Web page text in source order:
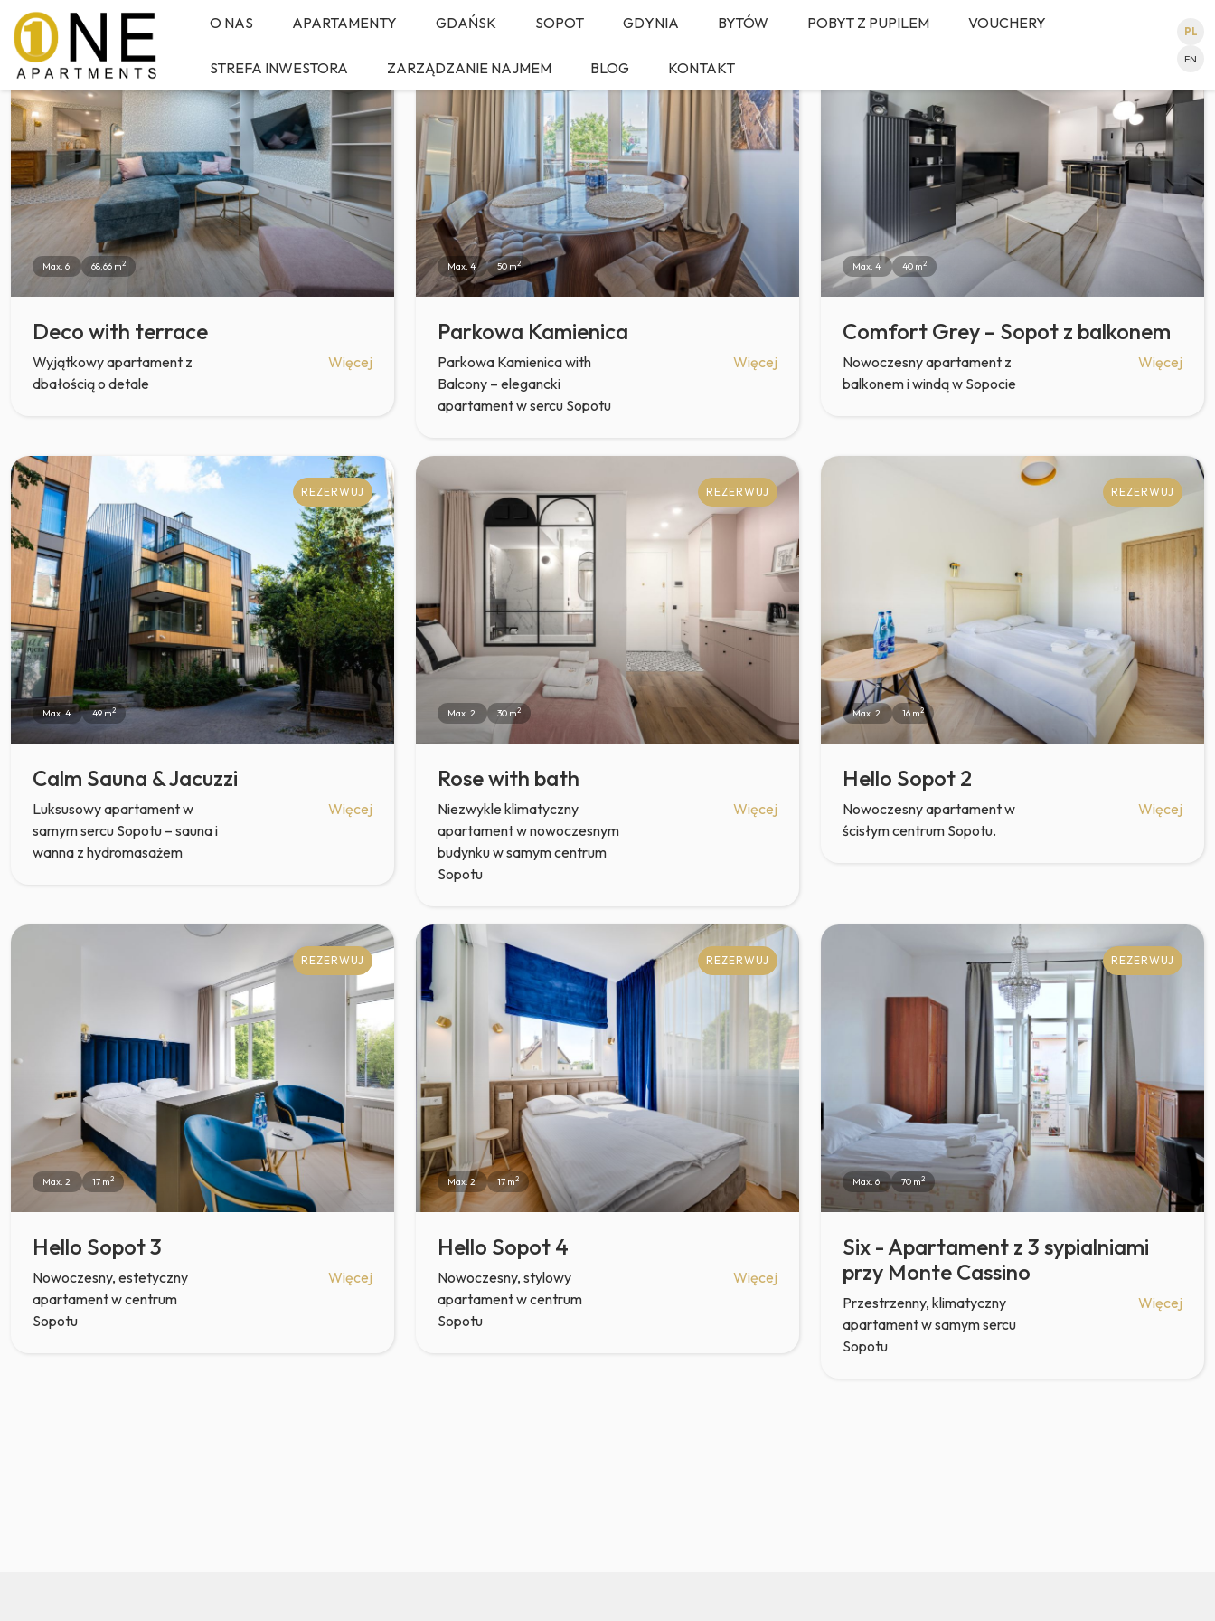
O NAS APARTAMENTY GDAŃSK SOPOT GDYNIA BYTÓW POBYT Z PUPILEM VOUCHERY
STREFA INWESTORA ZARZĄDZANIE NAJMEM BLOG KONTAKT
PL
EN
Max. 6 68,66 m2
Deco with terrace
Wyjątkowy apartament z
dbałością o detale
Więcej
Max. 4 50 m2
Parkowa Kamienica
Parkowa Kamienica with
Balcony – elegancki
apartament w sercu Sopotu
Więcej
Max. 4 40 m2
Comfort Grey – Sopot z balkonem
Nowoczesny apartament z
balkonem i windą w Sopocie
Więcej
Max. 4 49 m2
REZERWUJ
Calm Sauna & Jacuzzi
Luksusowy apartament w
samym sercu Sopotu – sauna i
wanna z hydromasażem
Więcej
Max. 2 30 m2
REZERWUJ
Rose with bath
Niezwykle klimatyczny
apartament w nowoczesnym
budynku w samym centrum
Sopotu
Więcej
Max. 2 16 m2
REZERWUJ
Hello Sopot 2
Nowoczesny apartament w
ścisłym centrum Sopotu.
Więcej
Max. 2 17 m2
REZERWUJ
Hello Sopot 3
Nowoczesny, estetyczny
apartament w centrum
Sopotu
Więcej
Max. 2 17 m2
REZERWUJ
Hello Sopot 4
Nowoczesny, stylowy
apartament w centrum
Sopotu
Więcej
Max. 6 70 m2
REZERWUJ
Six - Apartament z 3 sypialniami
przy Monte Cassino
Przestrzenny, klimatyczny
apartament w samym sercu
Sopotu
Więcej